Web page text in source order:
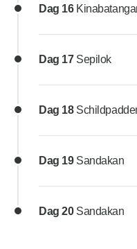
Dag 16
Dag 17 Sepilok
Dag 18
Dag 19 Sandakan
Dag 20 Sandakan